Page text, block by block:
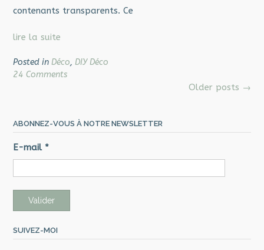
contenants transparents. Ce
lire la suite
Posted in Déco, DIY Déco
24 Comments
Older posts →
ABONNEZ-VOUS À NOTRE NEWSLETTER
E-mail *
SUIVEZ-MOI